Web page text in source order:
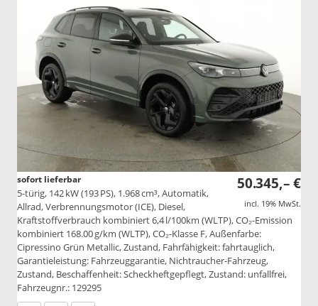
50.345,– €
incl. 19% MwSt.
sofort lieferbar
5-türig, 142 kW (193 PS), 1.968 cm³, Automatik,
Allrad, Verbrennungsmotor (ICE), Diesel,
Kraftstoffverbrauch kombiniert 6,4 l/100km (WLTP), CO₂-Emission
kombiniert 168.00 g/km (WLTP), CO₂-Klasse F, Außenfarbe:
Cipressino Grün Metallic, Zustand, Fahrfähigkeit: fahrtauglich,
Garantieleistung: Fahrzeuggarantie, Nichtraucher-Fahrzeug,
Zustand, Beschaffenheit: Scheckheftgepflegt, Zustand: unfallfrei,
Fahrzeugnr.: 129295